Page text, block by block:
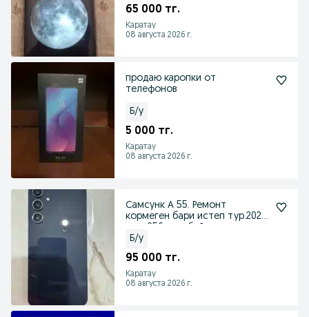
65 000 тг.
Каратау
08 августа 2026 г.
продаю каропки от
телефонов
Б/у
5 000 тг.
Каратау
08 августа 2026 г.
Самсунк А 55. Ремонт
кормеген бари истеп тур.2025
Б/у
95 000 тг.
Каратау
08 августа 2026 г.